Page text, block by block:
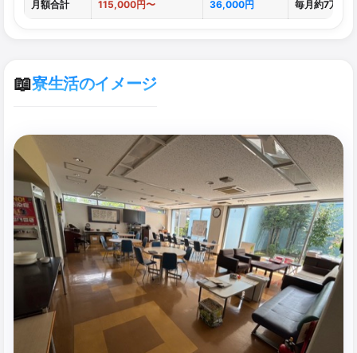
月額合計 115,000円〜 36,000円 毎月約7万円
📖寮生活のイメージ